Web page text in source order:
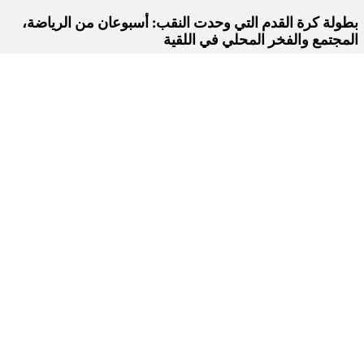
بطولة كرة القدم التي وحدت النقب: أسبوعان من الرياضة،
المجتمع والفخر المحلي في اللقية